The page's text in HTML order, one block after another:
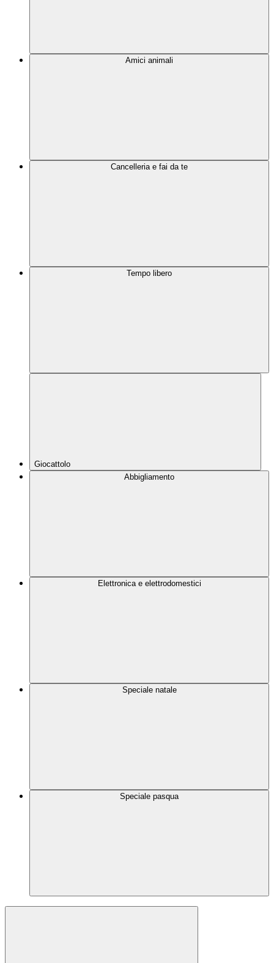
Amici animali
Cancelleria e fai da te
Tempo libero
Giocattolo
Abbigliamento
Elettronica e elettrodomestici
Speciale natale
Speciale pasqua